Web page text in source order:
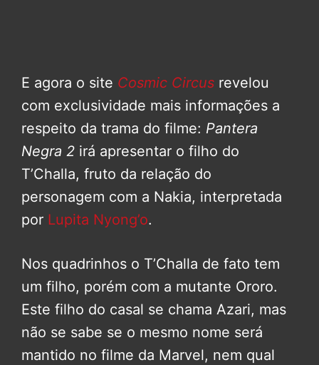
E agora o site Cosmic Circus revelou
com exclusividade mais informações a
respeito da trama do filme: Pantera
Negra 2 irá apresentar o filho do
T’Challa, fruto da relação do
personagem com a Nakia, interpretada
por Lupita Nyong’o.
Nos quadrinhos o T’Challa de fato tem
um filho, porém com a mutante Ororo.
Este filho do casal se chama Azari, mas
não se sabe se o mesmo nome será
mantido no filme da Marvel, nem qual